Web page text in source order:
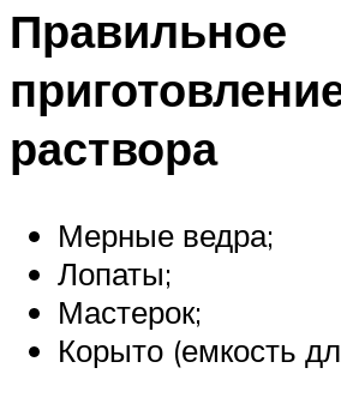
Правильное
раствора
Мерные ведра;
Лопаты;
Мастерок;
Корыто (емкость